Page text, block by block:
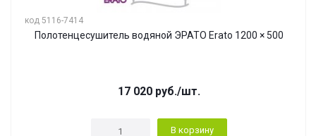
код 5116-7414
Полотенцесушитель водяной ЭРАТО Erato 1200 × 500
17 020руб./шт.
В корзину